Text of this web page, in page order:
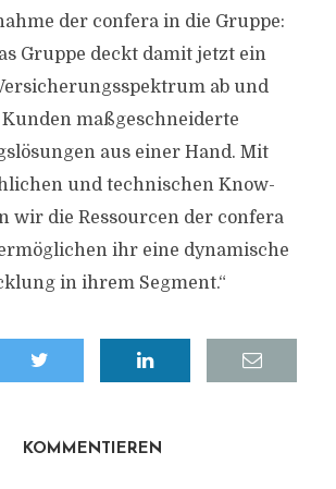
der confera in die Gruppe:
Gruppe deckt damit jetzt ein
ab und
Kunden maßgeschneiderte
aus einer Hand. Mit
und technischen Know-
wir die Ressourcen der confera
ihr eine dynamische
in ihrem Segment.“
KOMMENTIEREN